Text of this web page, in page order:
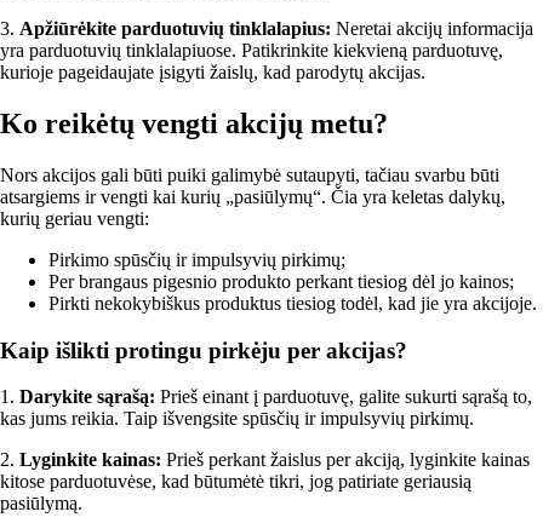
3. Apžiūrėkite parduotuvių tinklalapius: Neretai akcijų informacija
yra parduotuvių tinklalapiuose. Patikrinkite kiekvieną parduotuvę,
kurioje pageidaujate įsigyti žaislų, kad parodytų akcijas.
Ko reikėtų vengti akcijų metu?
Nors akcijos gali būti puiki galimybė sutaupyti, tačiau svarbu būti
atsargiems ir vengti kai kurių „pasiūlymų“. Čia yra keletas dalykų,
kurių geriau vengti:
Pirkimo spūsčių ir impulsyvių pirkimų;
Per brangaus pigesnio produkto perkant tiesiog dėl jo kainos;
Pirkti nekokybiškus produktus tiesiog todėl, kad jie yra akcijoje.
Kaip išlikti protingu pirkėju per akcijas?
1. Darykite sąrašą: Prieš einant į parduotuvę, galite sukurti sąrašą to,
kas jums reikia. Taip išvengsite spūsčių ir impulsyvių pirkimų.
2. Lyginkite kainas: Prieš perkant žaislus per akciją, lyginkite kainas
kitose parduotuvėse, kad būtumėtė tikri, jog patiriate geriausią
pasiūlymą.